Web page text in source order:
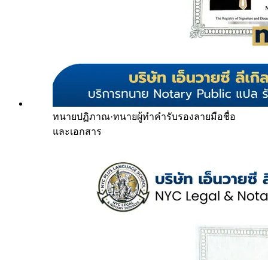
ทนายปฏิภาณ·ทนายผู้ทำคำรับรองลายมือชื่อ
และเอกสาร